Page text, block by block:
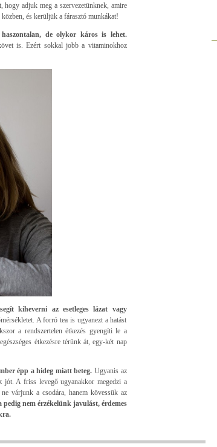
hogy adjuk meg a szervezetünknek, amire
és kerüljük a fárasztó munkákat!
haszontalan, de olykor káros is lehet.
is. Ezért sokkal jobb a vitaminokhoz
kiheverni az esetleges lázat vagy
A forró tea is ugyanezt a hatást
a rendszertelen étkezés gyengíti le a
étkezésre térünk át, egy-két nap
épp a hideg miatt beteg. Ugyanis az
jót. A friss levegő ugyanakkor megedzi a
várjunk a csodára, hanem kövessük az
pedig nem érzékelünk javulást, érdemes